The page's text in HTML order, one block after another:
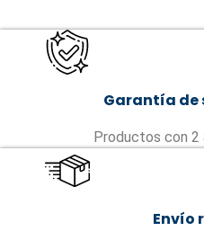
Garantía
Productos con 2
Envío